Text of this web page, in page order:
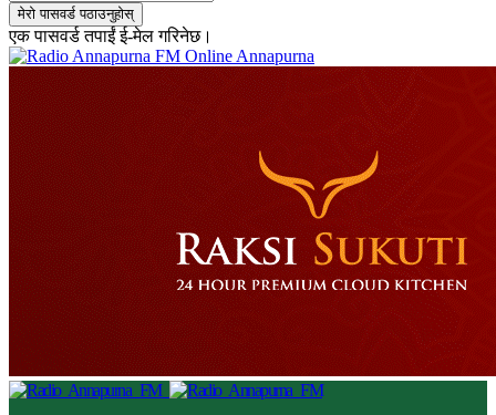
एक पासवर्ड तपाईं ई-मेल गरिनेछ।
Online Annapurna